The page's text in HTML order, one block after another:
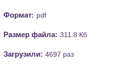
Формат: pdf
Размер файла: 311.8 Кб
Загрузили: 4697 раз